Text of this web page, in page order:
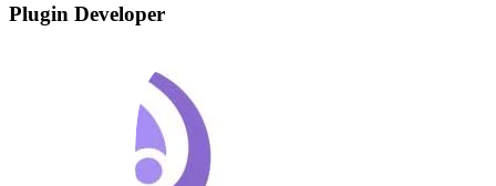
Plugin Developer